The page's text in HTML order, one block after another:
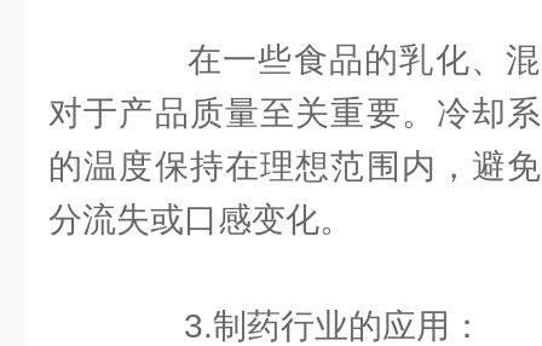
在一些食品的乳化、混
对于产品质量至关重要。冷却
的温度保持在理想范围内，避
分流失或口感变化。
3.制药行业的应用：